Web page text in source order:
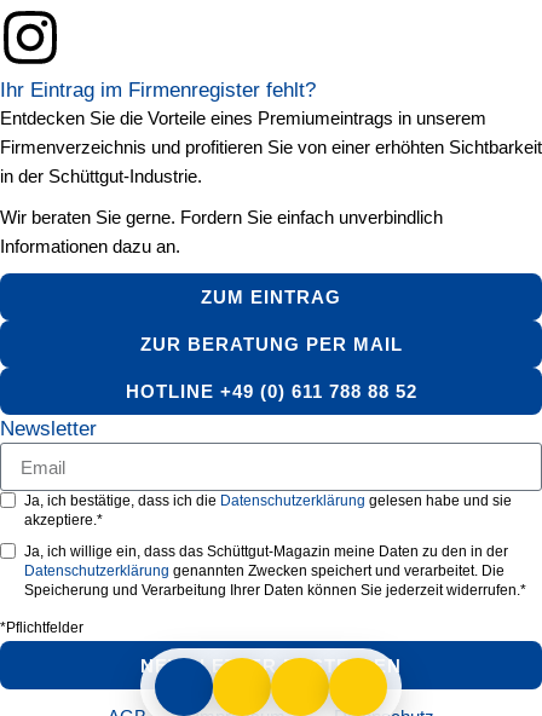
Ihr Eintrag im Firmenregister fehlt?
Entdecken Sie die Vorteile eines Premiumeintrags in unserem
Firmenverzeichnis und profitieren Sie von einer erhöhten Sichtbarkeit
in der Schüttgut-Industrie.
Wir beraten Sie gerne. Fordern Sie einfach unverbindlich
Informationen dazu an.
ZUM EINTRAG
ZUR BERATUNG PER MAIL
HOTLINE +49 (0) 611 788 88 52
Newsletter
Ja, ich bestätige, dass ich die Datenschutzerklärung gelesen habe und sie
akzeptiere.*
Ja, ich willige ein, dass das Schüttgut-Magazin meine Daten zu den in der
Datenschutzerklärung genannten Zwecken speichert und verarbeitet. Die
Speicherung und Verarbeitung Ihrer Daten können Sie jederzeit widerrufen.*
*Pflichtfelder
NEWSLETTER BESTELLEN